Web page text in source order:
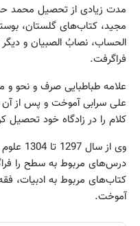
مدت زیادی از تحصیل محمد
مجید، کتاب‌های گلستان،
الحساب، نصابُ الصبیان و
فراگرفت.
علامه طباطبایی صرف و نحو و
علی سرابی آموخت و پس از
کلام را در زادگاه خود تحصیل
وی از
درس‌های مربوط به سطح را
کتاب‌های مربوط به ادبیات،
آموخت.